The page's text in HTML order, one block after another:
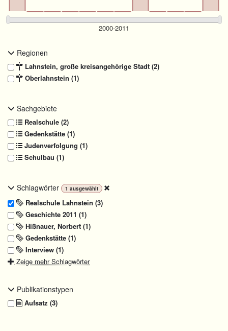
Regionen
Lahnstein, große kreisangehörige Stadt (2)
Oberlahnstein (1)
Sachgebiete
Realschule (2)
Gedenkstätte (1)
Judenverfolgung (1)
Schulbau (1)
Schlagwörter 1 ausgewählt
Realschule Lahnstein (3)
Geschichte 2011 (1)
Hißnauer, Norbert (1)
Gedenkstätte (1)
Interview (1)
Zeige mehr Schlagwörter
Publikationstypen
Aufsatz (3)